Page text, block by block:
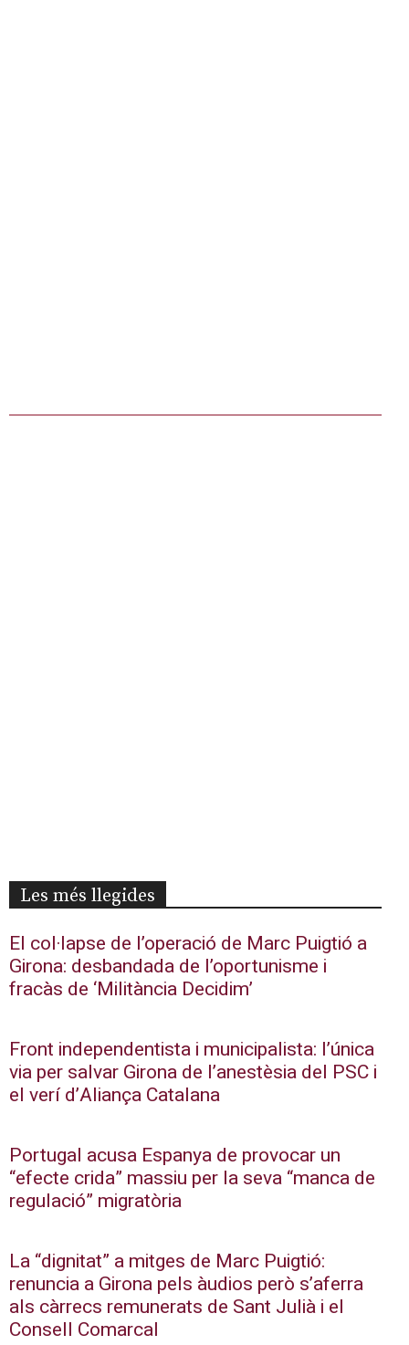
Les més llegides
El col·lapse de l’operació de Marc Puigtió a
Girona: desbandada de l’oportunisme i
fracàs de ‘Militància Decidim’
Front independentista i municipalista: l’única
via per salvar Girona de l’anestèsia del PSC i
el verí d’Aliança Catalana
Portugal acusa Espanya de provocar un
“efecte crida” massiu per la seva “manca de
regulació” migratòria
La “dignitat” a mitges de Marc Puigtió:
renuncia a Girona pels àudios però s’aferra
als càrrecs remunerats de Sant Julià i el
Consell Comarcal